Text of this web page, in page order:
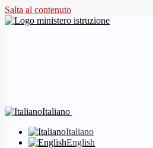
Salta al contenuto
Italiano
Italiano
English